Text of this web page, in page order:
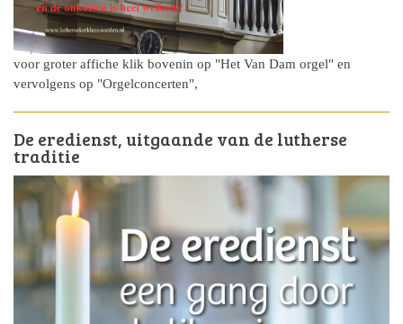
voor groter affiche klik bovenin op "Het Van Dam orgel" en
vervolgens op "Orgelconcerten",
De eredienst, uitgaande van de lutherse
traditie